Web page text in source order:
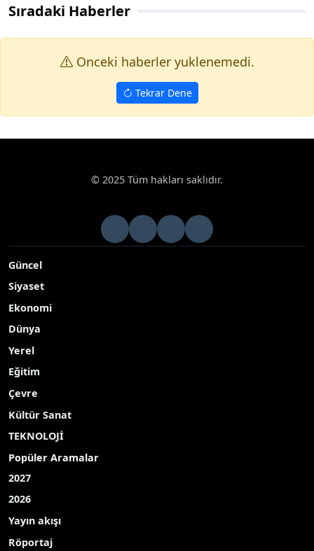
Sıradaki Haberler
Onceki haberler yuklenemedi.
Tekrar Dene
© 2025 Tüm hakları saklıdır.
Güncel
Siyaset
Ekonomi
Dünya
Yerel
Eğitim
Çevre
Kültür Sanat
TEKNOLOJİ
Popüler Aramalar
2027
2026
Yayın akışı
Röportaj